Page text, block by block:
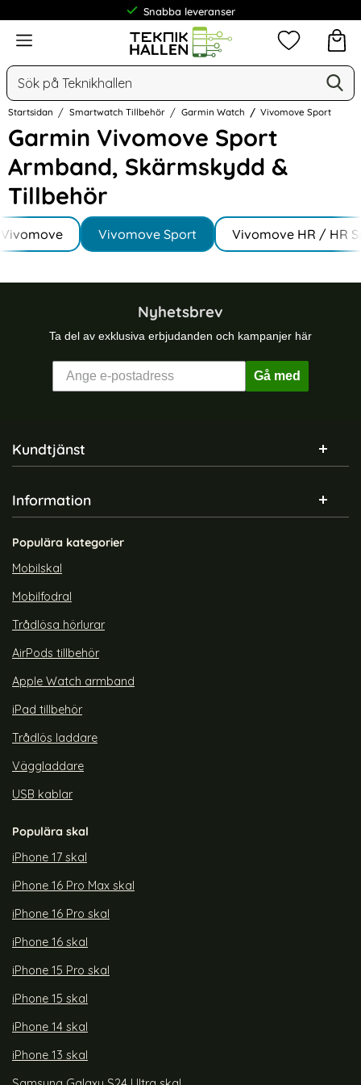
Snabba leveranser
Meny
Sök
Mina
Startsidan Smartwatch Tillbehör Garmin Watch Vivomove Sport
Garmin Vivomove Sport
Armband, Skärmskydd &
Tillbehör
Hoppa
till
produkter
Underkategorier
Vivomove Vivomove Sport Vivomove HR / HR
Nyhetsbrev
Ta del av exklusiva erbjudanden och kampanjer här
Gå med
Sidfot Blandad info och länkar
Kundtjänst
Information
Populära kategorier
Mobilskal
Mobilfodral
Trådlösa hörlurar
AirPods tillbehör
Apple Watch armband
iPad tillbehör
Trådlös laddare
Väggladdare
USB kablar
Populära skal
iPhone 17 skal
iPhone 16 Pro Max skal
iPhone 16 Pro skal
iPhone 16 skal
iPhone 15 Pro skal
iPhone 15 skal
iPhone 14 skal
iPhone 13 skal